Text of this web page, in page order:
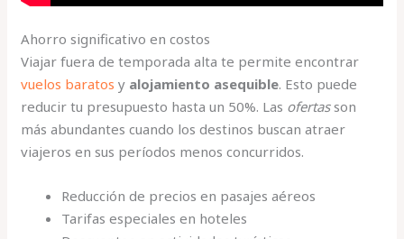
Ahorro significativo en costos
Viajar fuera de temporada alta te permite encontrar
vuelos baratos y alojamiento asequible. Esto puede
reducir tu presupuesto hasta un 50%. Las ofertasson
más abundantes cuando los destinos buscan atraer
viajeros en sus períodos menos concurridos.
Reducción de precios en pasajes aéreos
Tarifas especiales en hoteles